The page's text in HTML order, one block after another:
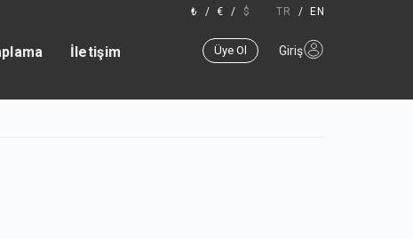
₺ / € / $ TR / EN
İletişim Üye Ol Giriş